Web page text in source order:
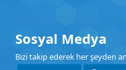
Sosyal Medya
Bizi takip ederek her şeyden